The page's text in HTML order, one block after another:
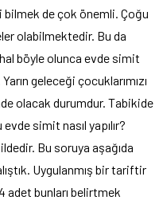
de çok önemli. Çoğu
olabilmektedir. Bu da
böyle olunca evde simit
geleceği çocuklarımızı
olacak durumdur. Tabikide
simit nasıl yapılır?
Bu soruya aşağıda
Uygulanmış bir tariftir
adet bunları belirtmek